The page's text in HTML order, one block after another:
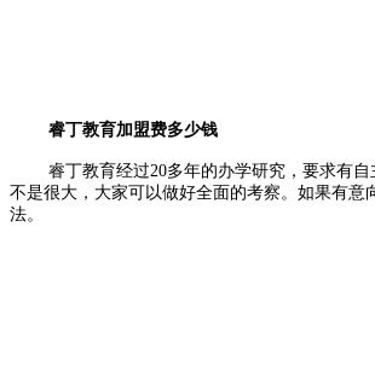
睿丁教育加盟费多少钱
睿丁教育经过20多年的办学研究，要求有
不是很大，大家可以做好全面的考察。如果有
法。